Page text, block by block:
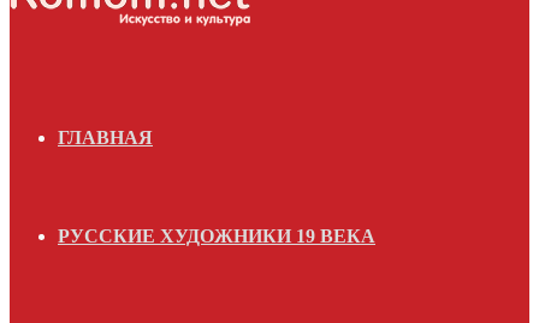
ГЛАВНАЯ
РУССКИЕ ХУДОЖНИКИ 19 ВЕКА